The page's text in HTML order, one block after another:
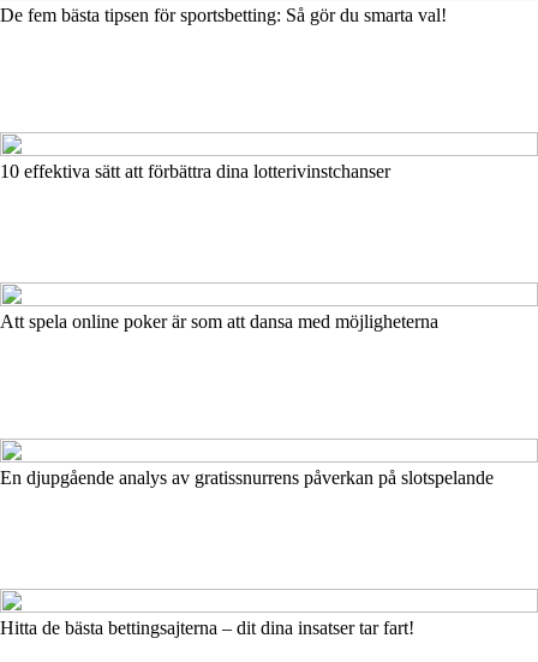
De fem bästa tipsen för sportsbetting: Så gör du smarta val!
10 effektiva sätt att förbättra dina lotterivinstchanser
Att spela online poker är som att dansa med möjligheterna
En djupgående analys av gratissnurrens påverkan på slotspelande
Hitta de bästa bettingsajterna – dit dina insatser tar fart!